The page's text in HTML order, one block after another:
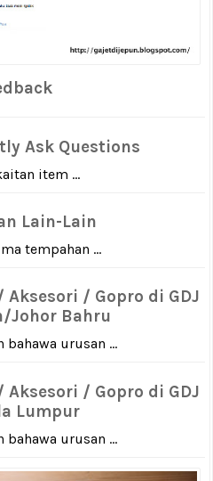
Ask Questions
item ...
Lain-Lain
tempahan ...
Aksesori / Gopro di GDJ
Johor Bahru
urusan ...
Aksesori / Gopro di GDJ
Lumpur
urusan ...